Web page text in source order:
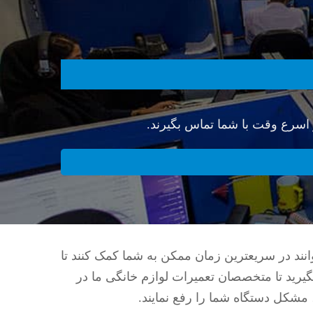
اسرع وقت با شما تماس بگیرند.
در سریعترین زمان ممکن به شما کمک کنند تا
تا متخصصان تعمیرات لوازم خانگی ما در
دستگاه شما را رفع نمایند.